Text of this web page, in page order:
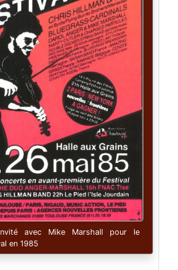
avec Mike Marshall pour le
en 1985